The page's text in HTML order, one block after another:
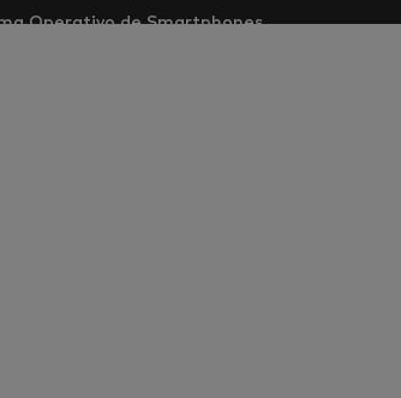
Operativo de Smartphones